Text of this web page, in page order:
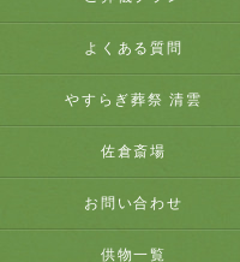
よくある質問
やすらぎ葬祭 清雲
佐倉斎場
お問い合わせ
供物一覧